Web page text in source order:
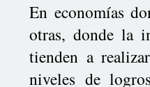
En economías
otras, donde la
tienden a
niveles de